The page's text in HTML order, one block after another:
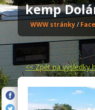
kemp
WWW stránky/
<<Zpět na výsledky